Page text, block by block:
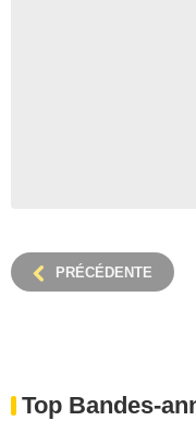
PRÉCÉDENTE
Top Bandes-